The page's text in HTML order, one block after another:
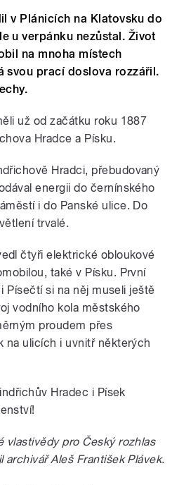
v Plánicích na Klatovsku do
u verpánku nezůstal. Život
na mnoha místech
svou prací doslova rozzářil.
už od začátku roku 1887
Hradce a Písku.
Hradci, přebudovaný
energii do černínského
i do Panské ulice. Do
trvalé.
čtyři elektrické obloukové
také v Písku. První
Písečtí si na něj museli ještě
vodního kola městského
proudem přes
na ulicích i uvnitř některých
Hradec i Písek
vlastivědy pro Český rozhlas
Aleš František Plávek.